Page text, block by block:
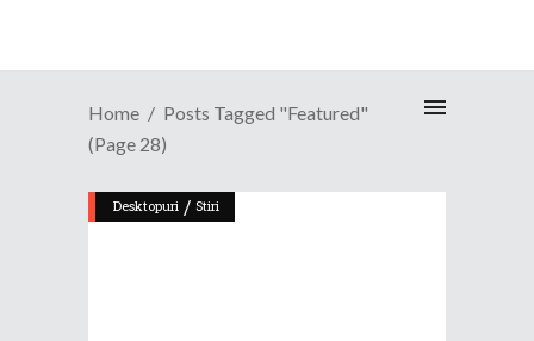
Home
Posts Tagged "Featured"
(Page 28)
Desktopuri / Stiri